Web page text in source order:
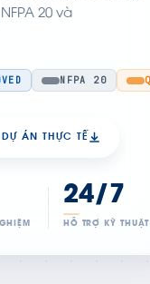
20 và
NFPA 20
ÁN THỰC TẾ
24/7
HỖ TRỢ KỸ THUẬT